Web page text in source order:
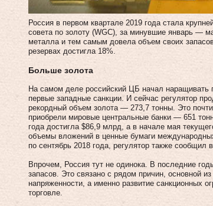
Россия в первом квартале 2019 года стала
совета по золоту (WGC), за минувшие январь —
металла и тем самым довела объем своих
резервах достигла 18%.
Больше золота
На самом деле российский ЦБ начал наращивать
первые западные санкции. И сейчас регулятор
рекордный объем золота — 273,7 тонны. Это
приобрели мировые центральные банки — 651
года достигла $86,9 млрд, а в начале мая
объемы вложений в ценные бумаги
по сентябрь 2018 года, регулятор также сообщил
Впрочем, Россия тут не одинока. В последние
запасов. Это связано с рядом причин, основной
напряженности, а именно развитие санкционных
торговле.